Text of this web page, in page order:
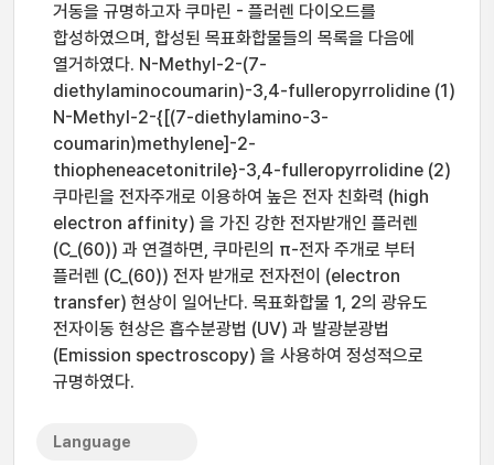
거동을 규명하고자 쿠마린 - 플러렌 다이오드를
합성하였으며, 합성된 목표화합물들의 목록을 다음에
열거하였다. N-Methyl-2-(7-
diethylaminocoumarin)-3,4-fulleropyrrolidine (1)
N-Methyl-2-{[(7-diethylamino-3-
coumarin)methylene]-2-
thiopheneacetonitrile}-3,4-fulleropyrrolidine (2)
쿠마린을 전자주개로 이용하여 높은 전자 친화력 (high
electron affinity) 을 가진 강한 전자받개인 플러렌
(C_(60)) 과 연결하면, 쿠마린의 π-전자 주개로 부터
플러렌 (C_(60)) 전자 받개로 전자전이 (electron
transfer) 현상이 일어난다. 목표화합물 1, 2의 광유도
전자이동 현상은 흡수분광법 (UV) 과 발광분광법
(Emission spectroscopy) 을 사용하여 정성적으로
규명하였다.
Language